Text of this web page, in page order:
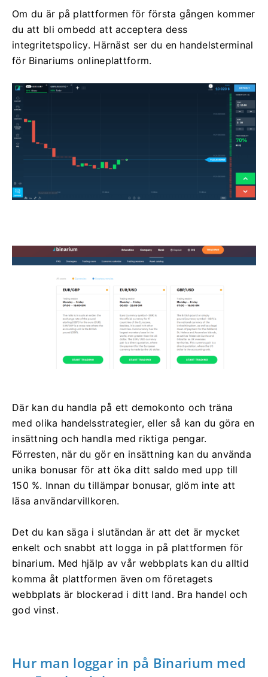
Om du är på plattformen för första gången kommer
du att bli ombedd att acceptera dess
integritetspolicy. Härnäst ser du en handelsterminal
för Binariums onlineplattform.
Där kan du handla på ett demokonto och träna
med olika handelsstrategier, eller så kan du göra en
insättning och handla med riktiga pengar.
Förresten, när du gör en insättning kan du använda
unika bonusar för att öka ditt saldo med upp till
150 %. Innan du tillämpar bonusar, glöm inte att
läsa användarvillkoren.
Det du kan säga i slutändan är att det är mycket
enkelt och snabbt att logga in på plattformen för
binarium. Med hjälp av vår webbplats kan du alltid
komma åt plattformen även om företagets
webbplats är blockerad i ditt land. Bra handel och
god vinst.
Hur man loggar in på Binarium med